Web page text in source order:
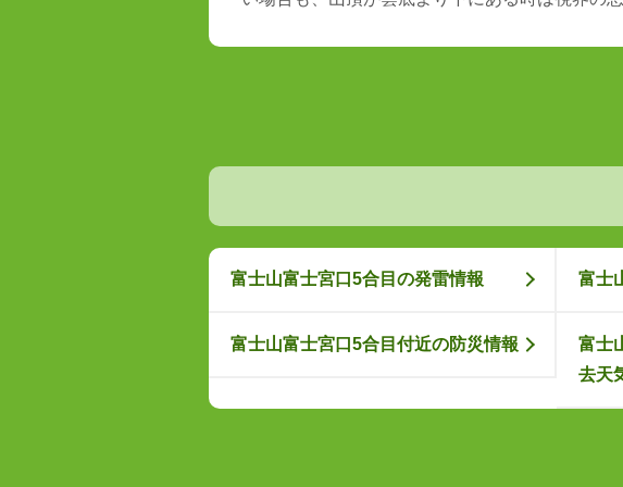
富士山富士宮口5合目の発雷情報 富士
富士山富士宮口5合目付近の防災情報
富士
去天